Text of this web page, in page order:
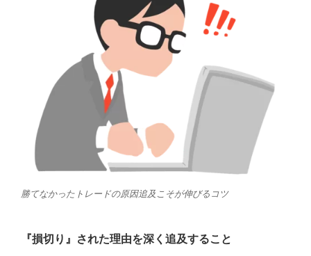
勝てなかったトレードの原因追及こそが伸びるコツ
『損切り』された理由を深く追及すること